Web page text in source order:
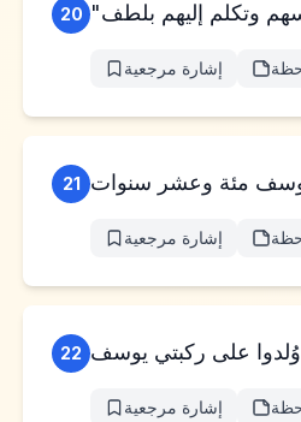
20
إشارة مرجعية
21
إشارة مرجعية
22
إشارة مرجعية